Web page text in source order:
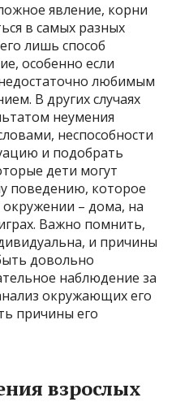
явление, корни
в самых разных
лишь способ
особенно если
недостаточно любимым
В других случаях
неумения
неспособности
и подобрать
дети могут
поведению, которое
– дома, на
Важно помнить,
и причины
довольно
наблюдение за
окружающих его
причины его
взрослых